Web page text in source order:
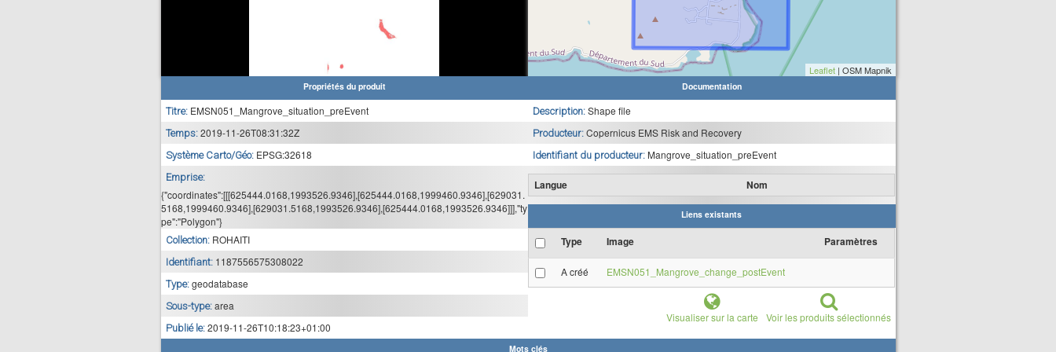
Leaflet| OSM Mapnik
Propriétés du produit
Titre: EMSN051_Mangrove_situation_preEvent
Temps: 2019-11-26T08:31:32Z
Système Carto/Géo: EPSG:32618
Emprise:
{"coordinates":[[[625444.0168,1993526.9346],[625444.0168,1999460.9346],[629031.
5168,1999460.9346],[629031.5168,1993526.9346],[625444.0168,1993526.9346]]],"ty
pe":"Polygon"}
Collection: ROHAITI
Identifiant: 1187556575308022
Type: geodatabase
Sous-type: area
Publié le: 2019-11-26T10:18:23+01:00
Documentation
Description: Shape file
Producteur: Copernicus EMS Risk and Recovery
Identifiant du producteur: Mangrove_situation_preEvent
Langue Nom
Liens existants
Type Image Paramètres
A créé EMSN051_Mangrove_change_postEvent
Visualiser sur la carte Voir les produits sélectionnés
Mots clés